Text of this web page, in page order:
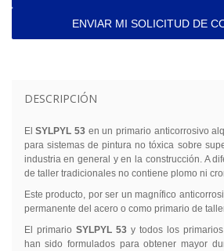
ENVIAR MI SOLICITUD DE
DESCRIPCIÓN
ElSYLPYL 53en un primario anticorrosivo
para sistemas de pintura no tóxica sobre
industria en general y en la construcción. A
de taller tradicionales no contiene plomo ni
Este producto, por ser un magnífico
permanente del acero o como primario de
El primario SYLPYL 53y todos los primarios
han sido formulados para obtener mayor